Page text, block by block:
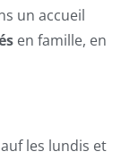
un accueil
en famille, en
les lundis et